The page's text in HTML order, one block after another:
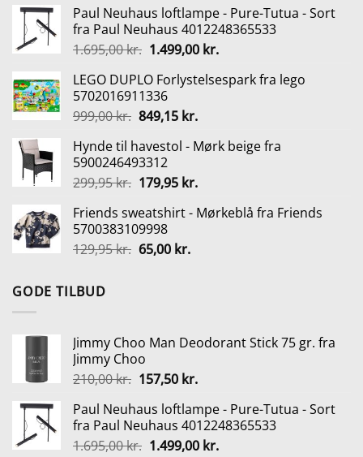
pris
var:
210,00 kr..
pris
er:
157,50 kr..
Paul Neuhaus loftlampe - Pure-Tutua - Sort
fra Paul Neuhaus 4012248365533
1.695,00kr. Den
pris
var:
1.695,00 kr..
1.499,00 kr.Den
pris
LEGO DUPLO Forlystelsespark fra lego
5702016911336
999,00kr. Den
pris
var:
999,00 kr..
849,15 kr.Den
pris
849,15 kr..
Hynde til havestol - Mørk beige fra
5900246493312
299,95kr. Den
pris
var:
299,95 kr..
179,95 kr.Den
pris
Friends sweatshirt - Mørkeblå fra Friends
5700383109998
129,95kr. Den
65,00 kr.Den
GODE TILBUD
Jimmy Choo Man Deodorant Stick 75 gr. fra
Jimmy Choo
210,00kr. Den
pris
var:
210,00 kr..
157,50 kr.Den
pris
er:
157,50 kr..
Paul Neuhaus loftlampe - Pure-Tutua - Sort
fra Paul Neuhaus 4012248365533
1.695,00kr. Den
1.499,00 kr.Den